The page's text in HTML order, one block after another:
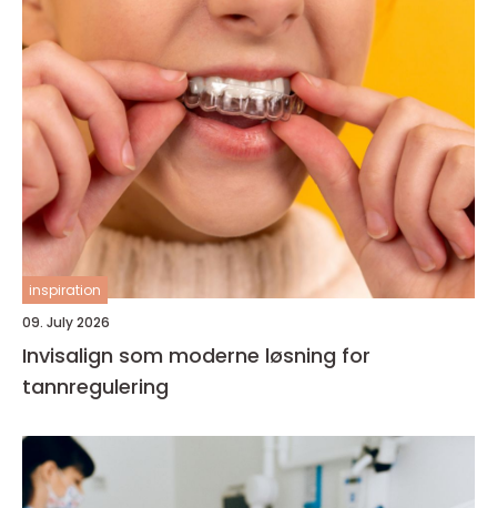
inspiration
09. July 2026
Invisalign som moderne løsning for
tannregulering